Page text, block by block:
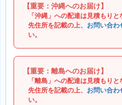
【重要：沖縄へのお届け】
「沖縄」への配達は見積もり
先住所を記載の上、 お問い合わ
い。
【重要：離島へのお届け】
「離島」への配達は見積もり
先住所を記載の上、 お問い合わ
い。